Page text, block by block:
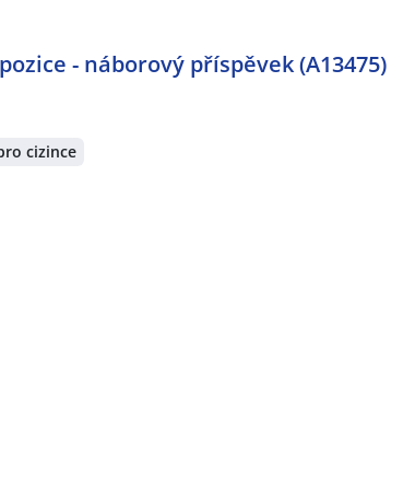
- náborový příspěvek (A13475)
cizince